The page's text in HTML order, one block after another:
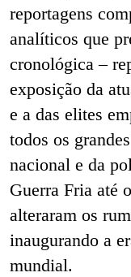
reportagens
analíticos que
cronológica –
exposição da
e a das elites
todos os
nacional e da
Guerra Fria até
alteraram os
inaugurando a
mundial.